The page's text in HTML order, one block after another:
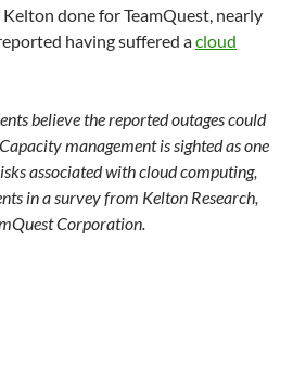
Kelton done for TeamQuest, nearly
having suffered acloud
believe the reported outages could
management is sighted as one
associated with cloud computing,
in a survey from Kelton Research,
Corporation.